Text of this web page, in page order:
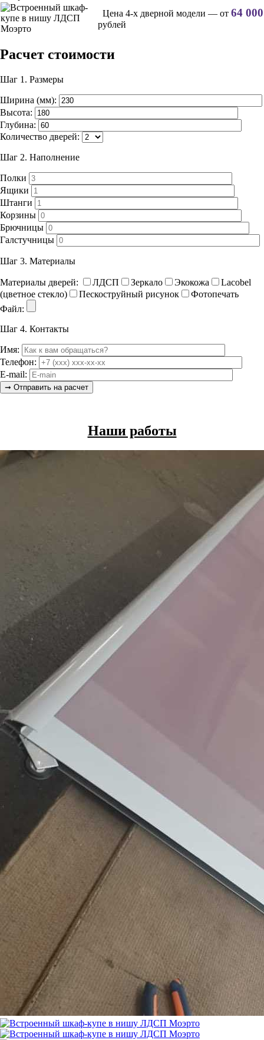
Цена 4-х дверной модели — от 64 000
рублей
Расчет стоимости
Шаг 1. Размеры
Ширина (мм):
Высота:
Глубина:
Количество дверей:
Шаг 2. Наполнение
Полки
Ящики
Штанги
Корзины
Брючницы
Галстучницы
Шаг 3. Материалы
Материалы дверей: ЛДСП Зеркало Экокожа
Lacobel
(цветное стекло)
Пескоструйный рисунок
Фотопечать
Файл:
Шаг 4. Контакты
Имя:
Телефон:
E-mail:
Наши работы